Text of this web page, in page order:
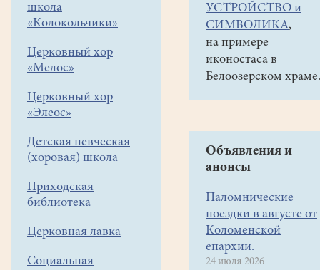
школа
«Колокольчики»
Церковный хор
«Мелос»
Церковный хор
«Элеос»
Детская певческая
(хоровая) школа
Приходская
библиотека
Церковная лавка
Социальная
Фантастическая
драма
"Бессмертный"
одноименному
Х.Л.Борхеса
показана
студией
"Весточка"
УСТРОЙСТВО и
СИМВОЛИКА,
на примере
иконостаса в
Белоозерском храме.
Объявления и
анонсы
Паломнические
поездки в августе от
Коломенской
епархии.
24 июля 2026